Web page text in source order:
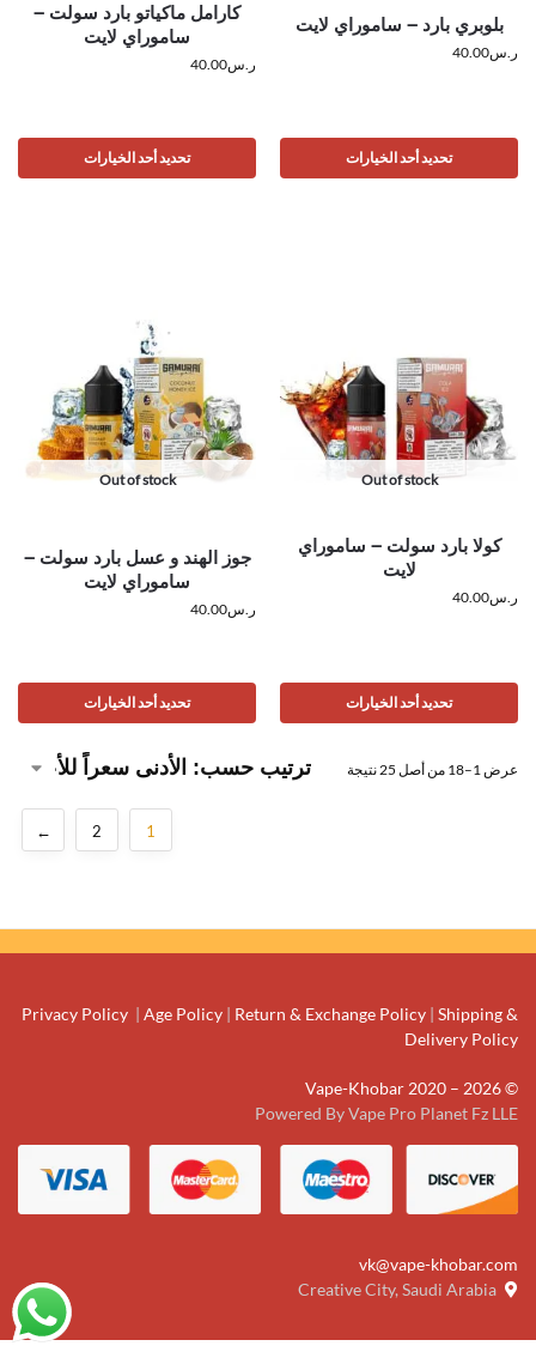
بلوبري بارد – ساموراي لايت
ر.س40.00
تحديد أحد الخيارات
كارامل ماكياتو بارد سولت –
ساموراي لايت
ر.س40.00
تحديد أحد الخيارات
Out of stock
كولا بارد سولت – ساموراي
لايت
ر.س40.00
تحديد أحد الخيارات
Out of stock
جوز الهند و عسل بارد سولت –
ساموراي لايت
ر.س40.00
تحديد أحد الخيارات
عرض 1–18 من أصل 25 نتيجة
1
2
←
Privacy Policy | Age Policy | Return & Exchange Policy | Shipping &
Delivery Policy
© Vape-Khobar 2020 – 2026
Powered By Vape Pro Planet Fz LLE
vk@vape-khobar.com